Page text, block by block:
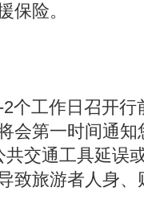
保险。
工作日召开行
会第一时间通知
交通工具延误
致旅游者人身